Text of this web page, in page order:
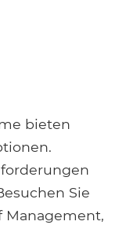
bieten
Sie
Management,